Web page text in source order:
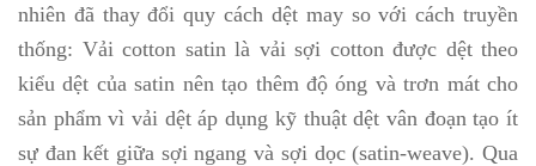
nhiên đã thay đổi quy cách dệt may so với cách truyền
thống: Vải cotton satin là vải sợi cotton được dệt theo
kiểu dệt của satin nên tạo thêm độ óng và trơn mát cho
sản phẩm vì vải dệt áp dụng kỹ thuật dệt vân đoạn tạo ít
sự đan kết giữa sợi ngang và sợi dọc (satin-weave). Qua